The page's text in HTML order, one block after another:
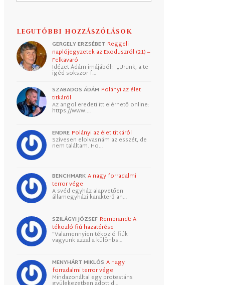
LEGUTÓBBI HOZZÁSZÓLÁSOK
GERGELY ERZSÉBET Reggeli
naplójegyzetek az Exoduszról (21) –
Felkavaró
Idézet Ádám imájából: "„Urunk, a te
igéd sokszor f…
SZABADOS ÁDÁM Polányi az élet
titkáról
Az angol eredeti itt elérhető online:
https://www.…
ENDRE Polányi az élet titkáról
Szívesen elolvasnám az esszét, de
nem találtam. Ho…
BENCHMARK A nagy forradalmi
terror vége
A svéd egyház alapvetően
államegyházi karakterű an…
SZILÁGYI JÓZSEF Rembrandt: A
tékozló fiú hazatérése
"Valamennyien tékozló fiúk
vagyunk azzal a különbs…
MENYHÁRT MIKLÓS A nagy
forradalmi terror vége
Mindazonáltal egy protestáns